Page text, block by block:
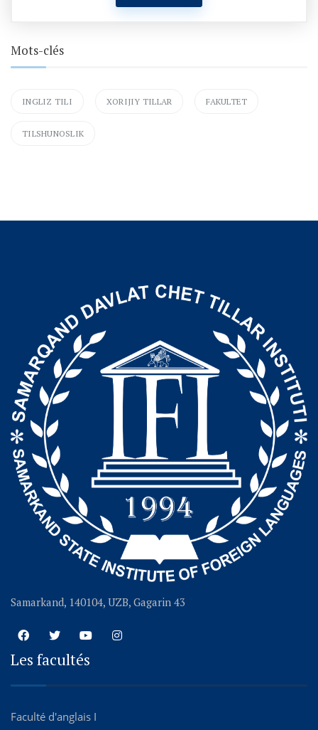
Mots-clés
INGLIZ TILI XORIJIY TILLAR FAKULTET
TILSHUNOSLIK
Samarkand, 140104, UZB, Gagarin 43
Les facultés
Faculté d'anglais I